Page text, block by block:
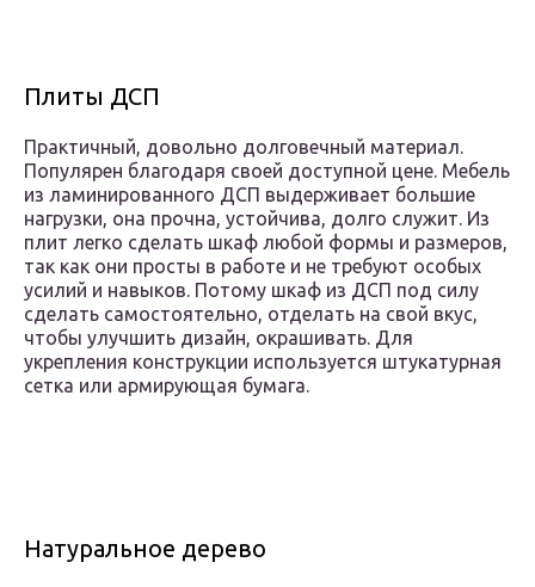
Плиты ДСП
Практичный, довольно долговечный материал.
Популярен благодаря своей доступной цене. Мебель
из ламинированного ДСП выдерживает большие
нагрузки, она прочна, устойчива, долго служит. Из
плит легко сделать шкаф любой формы и размеров,
так как они просты в работе и не требуют особых
усилий и навыков. Потому шкаф из ДСП под силу
сделать самостоятельно, отделать на свой вкус,
чтобы улучшить дизайн, окрашивать. Для
укрепления конструкции используется штукатурная
сетка или армирующая бумага.
Натуральное дерево